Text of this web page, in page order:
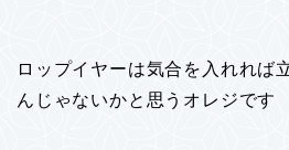
ロップイヤーは気合を入れれば
んじゃないかと思うオレジです